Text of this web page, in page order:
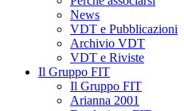
News
VDT e Pubblicazioni
Archivio VDT
VDT e Riviste
Il Gruppo FIT
Il Gruppo FIT
Arianna 2001